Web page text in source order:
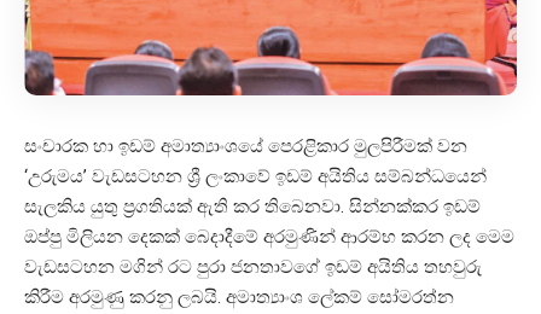
සංචාරක හා ඉඩම් අමාත්‍යාංශයේ පෙරළිකාර මුලපිරීමක් වන
‘උරුමය’ වැඩසටහන ශ්‍රී ලංකාවේ ඉඩම් අයිතිය සම්බන්ධයෙන්
සැලකිය යුතු ප්‍රගතියක් ඇති කර තිබෙනවා. සින්නක්කර ඉඩම්
ඔප්පු මිලියන දෙකක් බෙදාදීමේ අරමුණින් ආරම්භ කරන ලද මෙම
වැඩසටහන මගින් රට පුරා ජනතාවගේ ඉඩම් අයිතිය තහවුරු
කිරීම අරමුණු කරනු ලබයි. අමාත්‍යාංශ ලේකම් සෝමරත්න